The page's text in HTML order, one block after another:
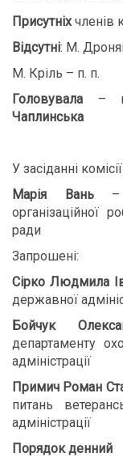
Присутніхчленів
Відсутні: М.
М. Кріль – п. п.
Головувала –
Чаплинська
У засіданні
Марія Вань–
організаційної
ради
Запрошені:
Сірко Людмила
державної
Бойчук
департаменту
адміністрації
Примич Роман
питань
адміністрації
Порядок денний